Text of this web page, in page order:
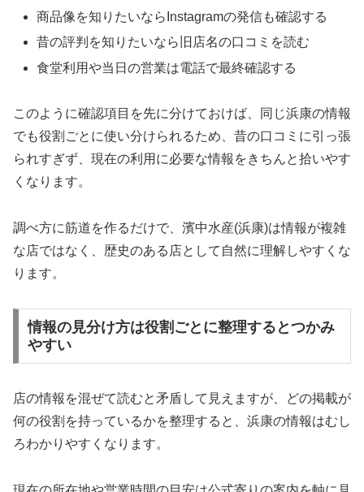
商品像を知りたいならInstagramの発信も確認する
昔の評判を知りたいなら旧店名の口コミを読む
食堂利用や当日の営業は電話で最終確認する
このように確認項目を先に分けておけば、同じ浜康の情報
でも役割ごとに使い分けられるため、昔の口コミに引っ張
られすぎず、現在の利用に必要な情報をきちんと拾いやす
くなります。
調べ方に筋道を作るだけで、濱中水産(浜康)は情報が複雑
な店ではなく、歴史のある店として自然に理解しやすくな
ります。
情報の見分け方は役割ごとに整理するとつかみ
やすい
店の情報を混ぜて読むと矛盾して見えますが、どの掲載が
何の役割を持っているかを整理すると、浜康の情報はむし
ろわかりやすくなります。